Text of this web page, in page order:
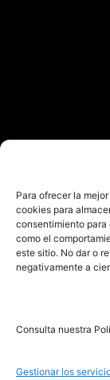
Para ofrecer la
cookies para
consentimiento para
como el
este sitio. No dar o
negativamente a
Consulta nuestra
Gestionar los